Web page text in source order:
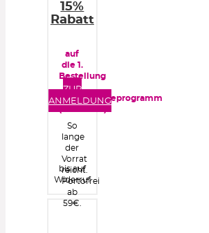
15%
Rabatt
auf
die 1.
Bestellung
im
Kundentreueprogramm
ZUR
ANMELDUNG
So
lange
der
Vorrat
reicht.
Portofrei
ab
59€.
bis auf
Widerruf